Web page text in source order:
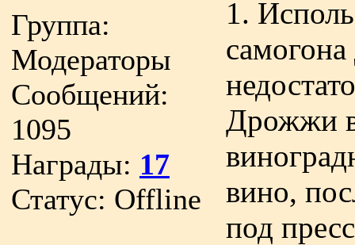
Группа:
Модераторы
Сообщений:
1095
Награды: 17
Статус: Offline
1.
Дрожжи
вино,
под